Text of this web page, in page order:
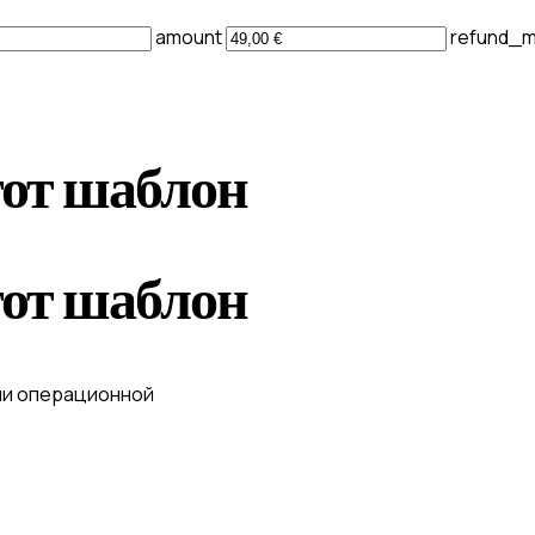
amount
шаблон
шаблон
операционной